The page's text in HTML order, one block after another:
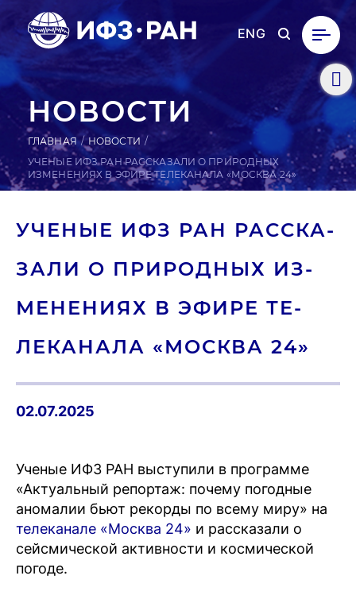
ENG
НОВОСТИ
ГЛАВНАЯ
НОВОСТИ
УЧЕНЫЕ ИФЗ РАН РАССКАЗАЛИ О ПРИРОДНЫХ
ИЗМЕНЕНИЯХ В ЭФИРЕ ТЕЛЕКАНАЛА «МОСКВА 24»
УЧЕНЫЕ ИФЗ РАН РАС­СКА­
ЗАЛИ О ПРИ­РОД­НЫХ ИЗ­
МЕ­НЕНИ­ЯХ В ЭФИРЕ ТЕ­
ЛЕКА­НАЛА «МОСКВА 24»
02.07.2025
Ученые ИФЗ РАН выступили в программе
«Актуальный репортаж: почему погодные
аномалии бьют рекорды по всему миру» на
телеканале «Москва 24» и рассказали о
сейсмической активности и космической
погоде.